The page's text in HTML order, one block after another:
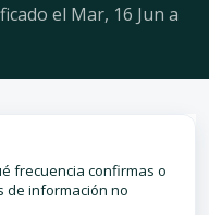
el Mar, 16 Jun a
frecuencia confirmas o
de información no